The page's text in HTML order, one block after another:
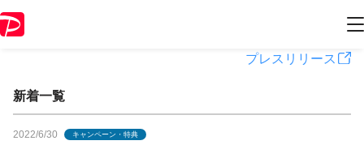
PayPayからのお知らせ
プレスリリース
新着一覧
2022/6/30 キャンペーン・特典